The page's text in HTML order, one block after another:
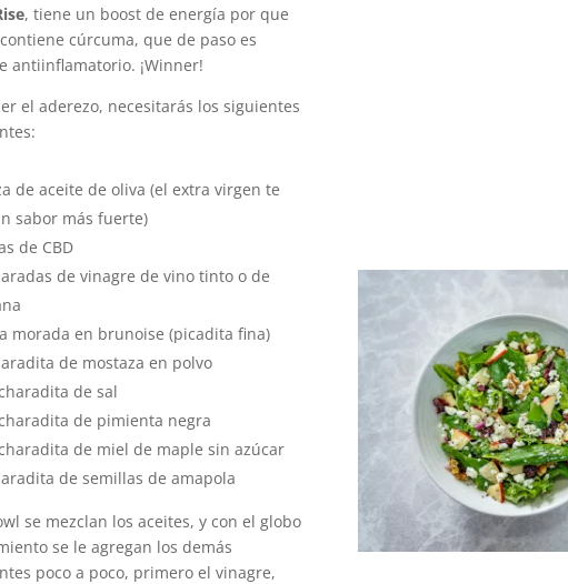
, tiene un boost de energía por que
cúrcuma, que de paso es
antiinflamatorio. ¡Winner!
el aderezo, necesitarás los siguientes
de aceite de oliva (el extra virgen te
sabor más fuerte)
de CBD
de vinagre de vino tinto o de
morada en brunoise (picadita fina)
de mostaza en polvo
de sal
de pimienta negra
de miel de maple sin azúcar
de semillas de amapola
se mezclan los aceites, y con el globo
se le agregan los demás
poco a poco, primero el vinagre,